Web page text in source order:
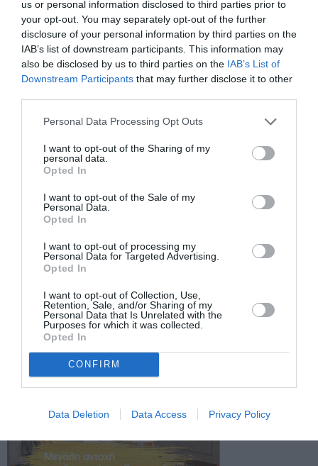
us or personal information disclosed to third parties prior to
your opt-out. You may separately opt-out of the further
disclosure of your personal information by third parties on the
IAB’s list of downstream participants. This information may
also be disclosed by us to third parties on the IAB’s List of
Downstream Participants that may further disclose it to other
Personal Data Processing Opt Outs
I want to opt-out of the Sharing of my
personal data.
Opted In
I want to opt-out of the Sale of my
Personal Data.
Opted In
I want to opt-out of processing my
Personal Data for Targeted Advertising.
Opted In
I want to opt-out of Collection, Use,
Retention, Sale, and/or Sharing of my
Personal Data that Is Unrelated with the
Purposes for which it was collected.
Opted In
CONFIRM
Data Deletion Data Access Privacy Policy
TAGS: ΜΕΤΡΟ ΟΙΚΟΓΕΝΕΙΑ MY MARKET